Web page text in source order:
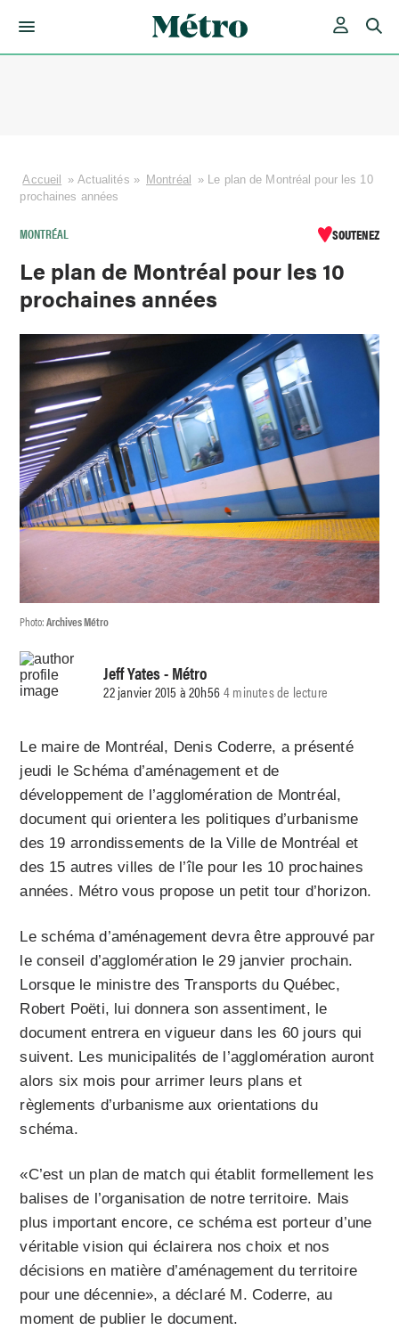
Accueil » Actualités » Montréal » Le plan de Montréal pour les 10
prochaines années
MONTRÉAL SOUTENEZ
Le plan de Montréal pour les 10
prochaines années
Photo:Archives Métro
Jeff Yates- Métro
22 janvier 2015 à 20h564 minutes de lecture
Le maire de Montréal, Denis Coderre, a présenté
jeudi le Schéma d’aménagement et de
développement de l’agglomération de Montréal,
document qui orientera les politiques d’urbanisme
des 19 arrondissements de la Ville de Montréal et
des 15 autres villes de l’île pour les 10 prochaines
années. Métro vous propose un petit tour d’horizon.
Le schéma d’aménagement devra être approuvé par
le conseil d’agglomération le 29 janvier prochain.
Lorsque le ministre des Transports du Québec,
Robert Poëti, lui donnera son assentiment, le
document entrera en vigueur dans les 60 jours qui
suivent. Les municipalités de l’agglomération auront
alors six mois pour arrimer leurs plans et
règlements d’urbanisme aux orientations du
schéma.
«C’est un plan de match qui établit formellement les
balises de l’organisation de notre territoire. Mais
plus important encore, ce schéma est porteur d’une
véritable vision qui éclairera nos choix et nos
décisions en matière d’aménagement du territoire
pour une décennie», a déclaré M. Coderre, au
moment de publier le document.